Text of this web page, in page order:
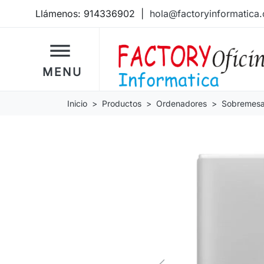
Llámenos: 914336902
dehaze
MENU
Inicio Productos Ordenadores Sobremesa